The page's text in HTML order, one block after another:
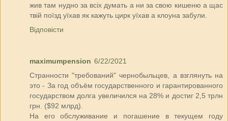
жив там нудно за всіх думать а ни за свою кишеню а щас
твій поїзд уїхав як кажуть цирк уїхав а клоуна забули.
Відповісти
maximumpension 6/22/2021
Странности "требований" чернобыльцев, а взглянуть на
это - За год объём государственного и гарантированного
государством долга увеличился на 28% и достиг 2,5 трлн
грн. ($92 млрд).
На его обслуживание и погашение в текущем году